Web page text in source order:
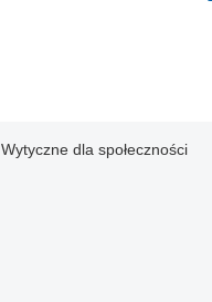
Wytyczne dla społeczności